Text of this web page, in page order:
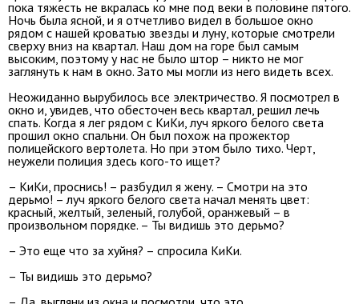
пока тяжесть не вкралась ко мне под веки в половине пятого.
Ночь была ясной, и я отчетливо видел в большое окно
рядом с нашей кроватью звезды и луну, которые смотрели
сверху вниз на квартал. Наш дом на горе был самым
высоким, поэтому у нас не было штор – никто не мог
заглянуть к нам в окно. Зато мы могли из него видеть всех.
Неожиданно вырубилось все электричество. Я посмотрел в
окно и, увидев, что обесточен весь квартал, решил лечь
спать. Когда я лег рядом с КиКи, луч яркого белого света
прошил окно спальни. Он был похож на прожектор
полицейского вертолета. Но при этом было тихо. Черт,
неужели полиция здесь кого-то ищет?
– КиКи, проснись! – разбудил я жену. – Смотри на это
дерьмо! – луч яркого белого света начал менять цвет:
красный, желтый, зеленый, голубой, оранжевый – в
произвольном порядке. – Ты видишь это дерьмо?
– Это еще что за хуйня? – спросила КиКи.
– Ты видишь это дерьмо?